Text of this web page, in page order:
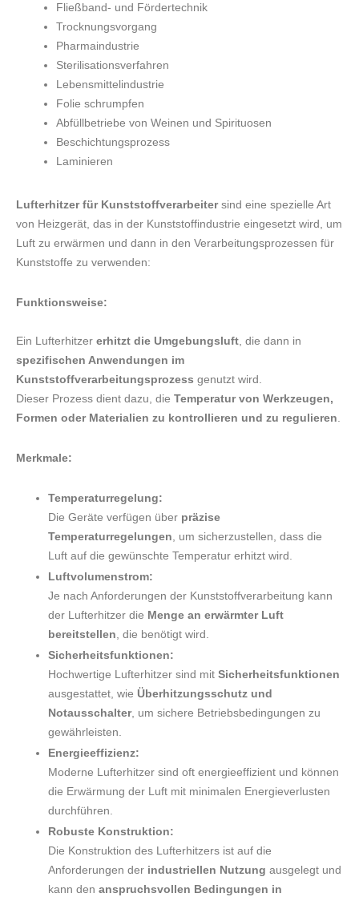
Fließband- und Fördertechnik
Trocknungsvorgang
Pharmaindustrie
Sterilisationsverfahren
Lebensmittelindustrie
Folie schrumpfen
Abfüllbetriebe von Weinen und Spirituosen
Beschichtungsprozess
Laminieren
Lufterhitzer für Kunststoffverarbeitersind eine spezielle Art
von Heizgerät, das in der Kunststoffindustrie eingesetzt wird, um
Luft zu erwärmen und dann in den Verarbeitungsprozessen für
Kunststoffe zu verwenden:
Funktionsweise:
Ein Lufterhitzer erhitzt die Umgebungsluft, die dann in
spezifischen Anwendungen im
Kunststoffverarbeitungsprozess genutzt wird.
Dieser Prozess dient dazu, die Temperatur von Werkzeugen,
Formen oder Materialien zu kontrollieren und zu regulieren.
Merkmale:
Temperaturregelung:
Die Geräte verfügen über präzise
Temperaturregelungen, um sicherzustellen, dass die
Luft auf die gewünschte Temperatur erhitzt wird.
Luftvolumenstrom:
Je nach Anforderungen der Kunststoffverarbeitung kann
der Lufterhitzer die Menge an erwärmter Luft
bereitstellen, die benötigt wird.
Sicherheitsfunktionen:
Hochwertige Lufterhitzer sind mit Sicherheitsfunktionen
ausgestattet, wie Überhitzungsschutz und
Notausschalter, um sichere Betriebsbedingungen zu
gewährleisten.
Energieeffizienz:
Moderne Lufterhitzer sind oft energieeffizient und können
die Erwärmung der Luft mit minimalen Energieverlusten
durchführen.
Robuste Konstruktion:
Die Konstruktion des Lufterhitzers ist auf die
Anforderungen der industriellen Nutzung ausgelegt und
kann den anspruchsvollen Bedingungen in